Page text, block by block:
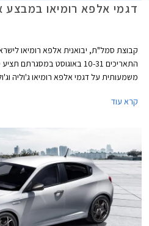
דגמי אלפא רומיאו במבצע
קבוצת סמל"ת, יבואנית אלפא רומיאו
התאריכים 10-31 באוגוסט
משמעותית על דגמי אלפא רומיאו ג'וליה
קרא עוד